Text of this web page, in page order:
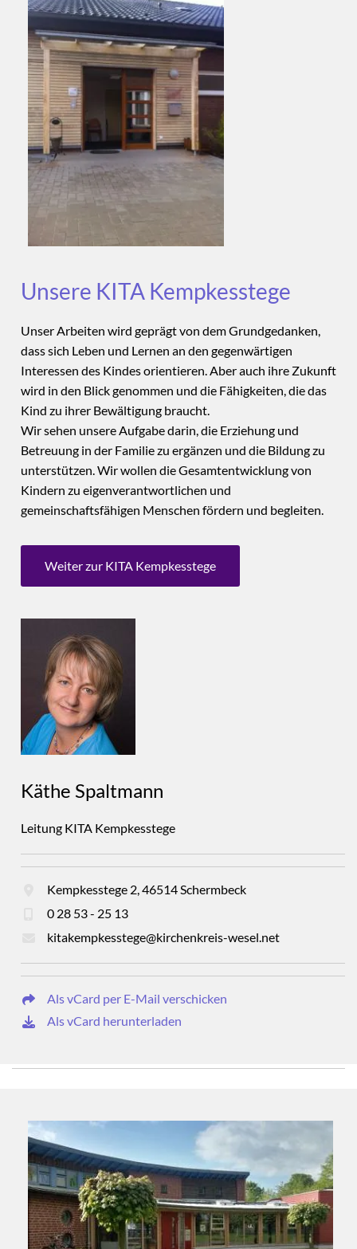
Unsere KITA Kempkesstege
Unser Arbeiten wird geprägt von dem Grundgedanken,
dass sich Leben und Lernen an den gegenwärtigen
Interessen des Kindes orientieren. Aber auch ihre Zukunft
wird in den Blick genommen und die Fähigkeiten, die das
Kind zu ihrer Bewältigung braucht.
Wir sehen unsere Aufgabe darin, die Erziehung und
Betreuung in der Familie zu ergänzen und die Bildung zu
unterstützen. Wir wollen die Gesamtentwicklung von
Kindern zu eigenverantwortlichen und
gemeinschaftsfähigen Menschen fördern und begleiten.
Weiter zur KITA Kempkesstege
Käthe Spaltmann
Leitung KITA Kempkesstege
Kempkesstege 2, 46514 Schermbeck
0 28 53 - 25 13
kitakempkesstege@kirchenkreis-wesel.net
Als vCard per E-Mail verschicken
Als vCard herunterladen